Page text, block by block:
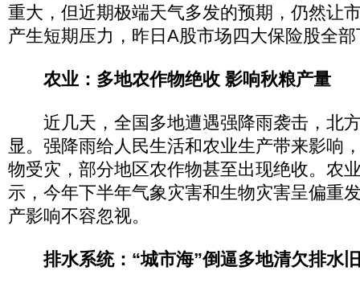
重大，但近期极端天气多发的预期，仍然让
产生短期压力，昨日A股市场四大保险股全
农业：多地农作物绝收 影响秋粮产量
近几天，全国多地遭遇强降雨袭击，北
显。强降雨给人民生活和农业生产带来影响
物受灾，部分地区农作物甚至出现绝收。农
示，今年下半年气象灾害和生物灾害呈偏重
产影响不容忽视。
排水系统：“城市海”倒逼多地清欠排水